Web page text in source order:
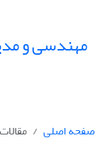
مهندسی و
صفحه اصلی